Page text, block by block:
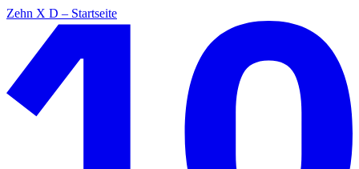
Zehn X D – Startseite